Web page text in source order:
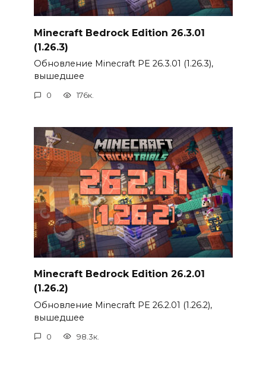
Minecraft Bedrock Edition 26.3.01
(1.26.3)
Обновление Minecraft PE 26.3.01 (1.26.3),
вышедшее
0 176к.
Minecraft Bedrock Edition 26.2.01
(1.26.2)
Обновление Minecraft PE 26.2.01 (1.26.2),
вышедшее
0 98.3к.